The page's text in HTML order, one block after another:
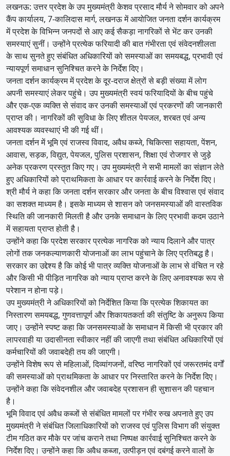
लखनऊ: उत्तर प्रदेश के उप मुख्यमंत्री केशव प्रसाद मौर्य ने सोमवार को अपने
कैंप कार्यालय, 7-कालिदास मार्ग, लखनऊ में आयोजित जनता दर्शन कार्यक्रम
में प्रदेश के विभिन्न जनपदों से आए कई सैकड़ा नागरिकों से भेंट कर उनकी
समस्याएं सुनीं। उन्होंने प्रत्येक फरियादी की बात गंभीरता एवं संवेदनशीलता
के साथ सुनते हुए संबंधित अधिकारियों को समस्याओं का समयबद्ध, प्रभावी एवं
न्यायपूर्ण समाधान सुनिश्चित करने के निर्देश दिए।
जनता दर्शन कार्यक्रम में प्रदेश के दूर-दराज क्षेत्रों से बड़ी संख्या में लोग
अपनी समस्याएं लेकर पहुंचे। उप मुख्यमंत्री स्वयं फरियादियों के बीच पहुंचे
और एक-एक व्यक्ति से संवाद कर उनकी समस्याओं एवं प्रकरणों की जानकारी
प्राप्त की। नागरिकों की सुविधा के लिए शीतल पेयजल, शरबत एवं अन्य
आवश्यक व्यवस्थाएं भी की गई थीं।
जनता दर्शन में भूमि एवं राजस्व विवाद, अवैध कब्जे, चिकित्सा सहायता, पेंशन,
आवास, सड़क, विद्युत, पेयजल, पुलिस प्रशासन, शिक्षा एवं रोजगार से जुड़े
अनेक प्रकरण प्रस्तुत किए गए। उप मुख्यमंत्री ने सभी मामलों का संज्ञान लेते
हुए अधिकारियों को प्राथमिकता के आधार पर कार्रवाई करने के निर्देश दिए।
श्री मौर्य ने कहा कि जनता दर्शन सरकार और जनता के बीच विश्वास एवं संवाद
का सशक्त माध्यम है। इसके माध्यम से शासन को जनसमस्याओं की वास्तविक
स्थिति की जानकारी मिलती है और उनके समाधान के लिए प्रभावी कदम उठाने
में सहायता प्राप्त होती है।
उन्होंने कहा कि प्रदेश सरकार प्रत्येक नागरिक को न्याय दिलाने और पात्र
लोगों तक जनकल्याणकारी योजनाओं का लाभ पहुंचाने के लिए प्रतिबद्ध है।
सरकार का उद्देश्य है कि कोई भी पात्र व्यक्ति योजनाओं के लाभ से वंचित न रहे
और किसी भी पीड़ित नागरिक को न्याय प्राप्त करने के लिए अनावश्यक रूप से
परेशान न होना पड़े।
उप मुख्यमंत्री ने अधिकारियों को निर्देशित किया कि प्रत्येक शिकायत का
निस्तारण समयबद्ध, गुणवत्तापूर्ण और शिकायतकर्ता की संतुष्टि के अनुरूप किया
जाए। उन्होंने स्पष्ट कहा कि जनसमस्याओं के समाधान में किसी भी प्रकार की
लापरवाही या उदासीनता स्वीकार नहीं की जाएगी तथा संबंधित अधिकारियों एवं
कर्मचारियों की जवाबदेही तय की जाएगी।
उन्होंने विशेष रूप से महिलाओं, दिव्यांगजनों, वरिष्ठ नागरिकों एवं जरूरतमंद वर्गों
की समस्याओं को प्राथमिकता के आधार पर निस्तारित करने के निर्देश दिए।
उन्होंने कहा कि संवेदनशील और जवाबदेह प्रशासन ही सुशासन की पहचान
है।
भूमि विवाद एवं अवैध कब्जों से संबंधित मामलों पर गंभीर रुख अपनाते हुए उप
मुख्यमंत्री ने संबंधित जिलाधिकारियों को राजस्व एवं पुलिस विभाग की संयुक्त
टीम गठित कर मौके पर जांच कराने तथा निष्पक्ष कार्रवाई सुनिश्चित करने के
निर्देश दिए। उन्होंने कहा कि अवैध कब्जा, उत्पीड़न एवं दबंगई करने वालों के